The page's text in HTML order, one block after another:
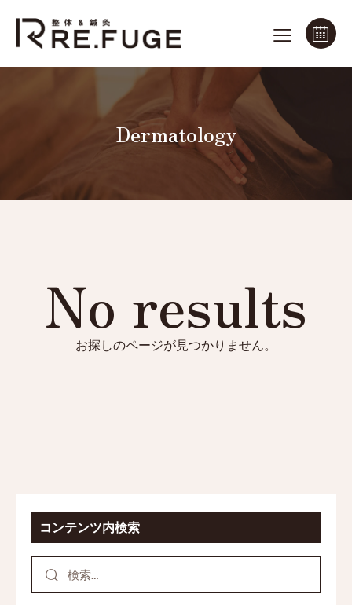
Dermatology
No results
コンテンツ内検索